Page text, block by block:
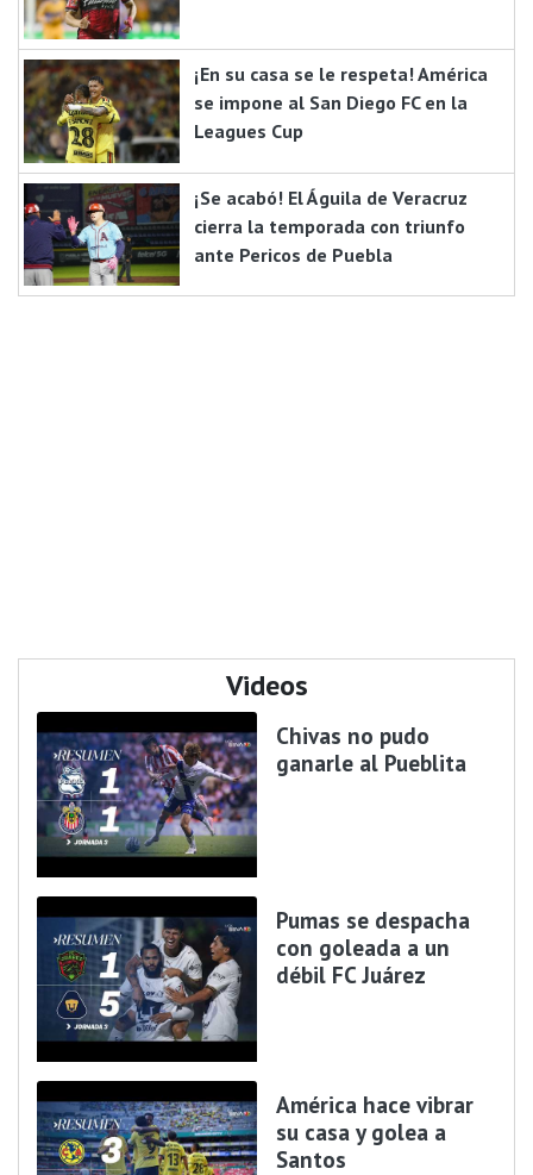
¡En su casa se le respeta! América
se impone al San Diego FC en la
Leagues Cup
¡Se acabó! El Águila de Veracruz
cierra la temporada con triunfo
ante Pericos de Puebla
Videos
Chivas no pudo
ganarle al Pueblita
Pumas se despacha
con goleada a un
débil FC Juárez
América hace vibrar
su casa y golea a
Santos